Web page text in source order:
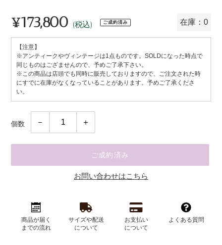
通
常
価
格
¥173,800 (税込) ご成約済み 在庫：0
【注意】
※アンティークやヴィンテージは1点ものです。SOLDになった時点で
同じものはござませんので、予めご了承下さい。
※この商品は店頭でも同時に販売しておりますので、ご注文された時
にすでに在庫がなくなっていることがあります。予めご了承くださ
い。
個数
ご成約済み
お問い合わせはこちら
商品が届く
までの流れ
サイズや配送
について
お支払い
について
よくある質問